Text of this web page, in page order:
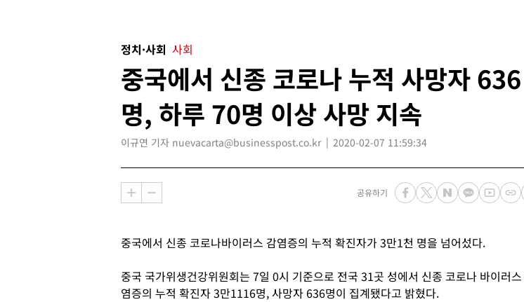
정치·사회 사회
중국에서 신종 코로나 누적 사망자 636
명, 하루 70명 이상 사망 지속
이규연 기자 nuevacarta@businesspost.co.kr 2020-02-07 11:59:34
공유하기
중국에서 신종 코로나바이러스 감염증의 누적 확진자가 3만1천 명을 넘어섰다.
중국 국가위생건강위원회는 7일 0시 기준으로 전국 31곳 성에서 신종 코로나 바이러
염증의 누적 확진자 3만1116명, 사망자 636명이 집계됐다고 밝혔다.